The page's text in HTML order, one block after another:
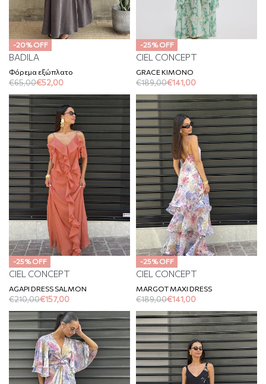
-20% OFF
BADILA
Φόρεμα εξώπλατο
€65,00€52,00
-25% OFF
CIEL CONCEPT
GRACE KIMONO
€189,00€141,00
-25% OFF
CIEL CONCEPT
AGAPI DRESS SALMON
€210,00€157,00
-25% OFF
CIEL CONCEPT
MARGOT MAXI DRESS
€189,00€141,00